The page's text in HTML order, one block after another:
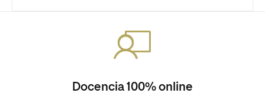
Docencia 100% online